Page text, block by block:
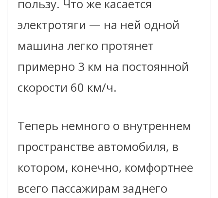
пользу. Что же касается
электротяги — на ней одной
машина легко протянет
примерно 3 км на постоянной
скорости 60 км/ч.
Теперь немного о внутреннем
пространстве автомобиля, в
котором, конечно, комфортнее
всего пассажирам заднего